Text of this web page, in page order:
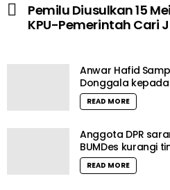
Pemilu Diusulkan 15
KPU-Pemerintah Cari
Anwar Hafid
Donggala
READ MORE
Anggota DPR
BUMDes kurangi
READ MORE